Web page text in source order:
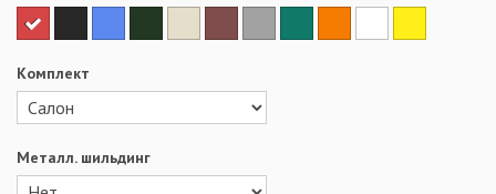
Комплект
Металл. шильдинг